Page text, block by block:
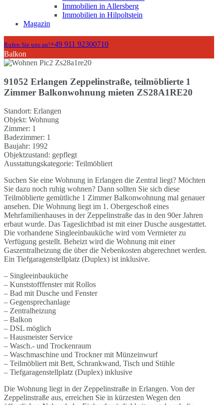
Immobilien in Allersberg
Immobilien in Hilpoltstein
Magazin
Rufen Sie uns an!+49 911 92300710
Balkon
91052 Erlangen Zeppelinstraße, teilmöblierte 1
Zimmer Balkonwohnung mieten ZS28A1RE20
Standort: Erlangen
Objekt: Wohnung
Zimmer: 1
Badezimmer: 1
Baujahr: 1992
Objektzustand: gepflegt
Ausstattungskategorie: Teilmöbliert
Suchen Sie eine Wohnung in Erlangen die Zentral liegt? Möchten
Sie dazu noch ruhig wohnen? Dann sollten Sie sich diese
Teilmöblierte gemütliche 1 Zimmer Balkonwohnung mal genauer
ansehen. Die Wohnung liegt im 1. Obergeschoß eines
Mehrfamilienhauses in der Zeppelinstraße das in den 90er Jahren
erbaut wurde. Das Tageslichtbad ist mit einer Dusche ausgestattet.
Die vorhandene Singleeinbauküche wird vom Vermieter zu
Verfügung gestellt. Beheizt wird die Wohnung mit einer
Gaszentralheizung die über die Nebenkosten abgerechnet werden.
Ein Tiefgaragenstellplatz (Duplex) ist inklusive.
– Singleeinbauküche
– Kunststofffenster mit Rollos
– Bad mit Dusche und Fenster
– Gegensprechanlage
– Zentralheizung
– Balkon
– DSL möglich
– Hausmeister Service
– Wasch.- und Trockenraum
– Waschmaschine und Trockner mit Münzeinwurf
– Teilmöbliert mit Bett, Schrankwand, Tisch und Stühle
– Tiefgaragenstellplatz (Duplex) inklusive
Die Wohnung liegt in der Zeppelinstraße in Erlangen. Von der
Zeppelinstraße aus, erreichen Sie in kürzesten Wegen den